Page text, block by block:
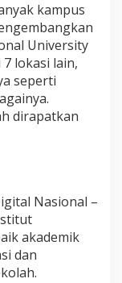
kampus
University
lokasi lain,
seperti
dirapatkan
Nasional –
akademik
dan